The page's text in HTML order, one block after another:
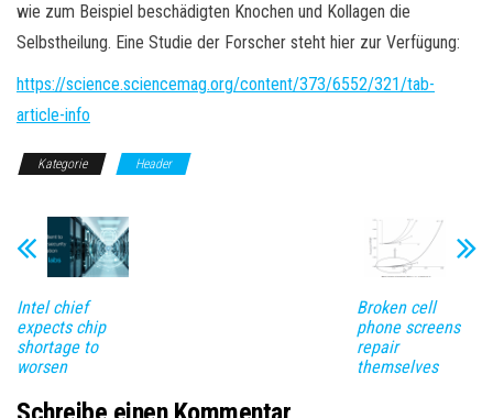
wie zum Beispiel beschädigten Knochen und Kollagen die
Selbstheilung. Eine Studie der Forscher steht hier zur Verfügung:
https://science.sciencemag.org/content/373/6552/321/tab-
article-info
Kategorie Header
Intel chief
expects chip
shortage to
worsen
Broken cell
phone screens
repair
themselves